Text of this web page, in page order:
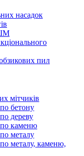
насадок
пил
мітчиків
бетону
дереву
каменю
металу
металу, каменю,